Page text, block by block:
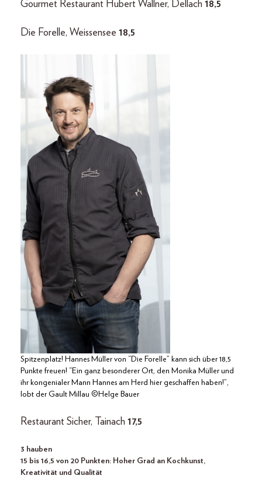
Gourmet Restaurant Hubert Wallner, Dellach 18,5
Die Forelle, Weissensee 18,5
Spitzenplatz! Hannes Müller von “Die Forelle” kann sich über 18,5
Punkte freuen! “Ein ganz besonderer Ort, den Monika Müller und
ihr kongenialer Mann Hannes am Herd hier geschaffen haben!”,
lobt der Gault Millau ©Helge Bauer
Restaurant Sicher, Tainach 17,5
3 hauben
15 bis 16,5 von 20 Punkten: Hoher Grad an Kochkunst,
Kreativität und Qualität